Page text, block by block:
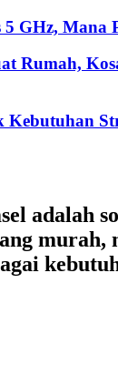
5 GHz, Mana
Rumah,
Kebutuhan
adalah
murah,